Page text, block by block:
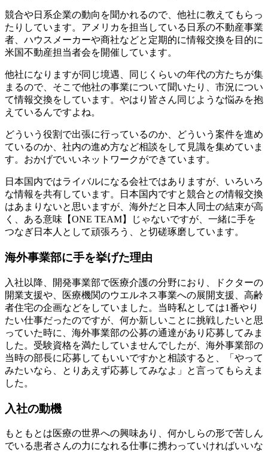
競合や日系企業の動向を聞かれるので、他社に教えてもらっ
たりしています。アメリカを担当している日系の不動産事業
者、ハウスメーカーや商社などと定期的に情報交換を目的に
米国不動産担当者会を開催しています。
他社になりますが同じ境遇、同じくらいの年代の方たちが集
まるので、そこで他社の事業について聞いたり、市況につい
て情報交換をしています。やはり皆さん同じような悩みを抱
えているんですよね。
どういう役割で出張に行っているのか、どういう案件を進め
ているのか、社内の進め方など相談をして見識を集めていま
す。おかげでいいネットワークができています。
日本国内ではライバルになる会社ではありますが、いろいろ
な情報を共有しています。日本国内ですと競合との情報交換
はあまりないと思いますが、海外だと日本人同士の結束が高
く、ある意味【ONE TEAM】じゃないですが、一緒に手を
つなぎ日本人として頑張ろう、と切磋琢磨しています。
海外事業部に手を挙げた理由
入社以降、開発事業部で医療介護の分野におり、ドクターの
開業支援や、医療機関のウエルネス事業への展開支援、高齢
者住宅の企画などをしていました。当時私としては1番やり
たい仕事だったのですが、何か新しいことに挑戦したいと思
っていた時に、海外事業部の公募の通達があり応募してみま
した。受験資格を満たしていませんでしたが、海外事業部の
当時の部長に応募してもいいですかと相談すると、「やって
みたいなら、とりあえず応募してみなよ」と言ってもらえま
した。
入社の動機
もともとは医療の世界への興味あり、何かしらの形で苦しん
でいる患者さんの力になれる仕事に携わっていければいいな